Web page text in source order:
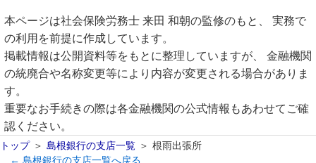
本ページは社会保険労務士 来田 和朝の監修のもと、 実務で
の利用を前提に作成しています。
掲載情報は公開資料等をもとに整理していますが、 金融機関
の統廃合や名称変更等により内容が変更される場合がありま
す。
重要なお手続きの際は各金融機関の公式情報もあわせてご確
認ください。
トップ 島根銀行の支店一覧
根雨出張所
← 島根銀行の支店一覧へ戻る